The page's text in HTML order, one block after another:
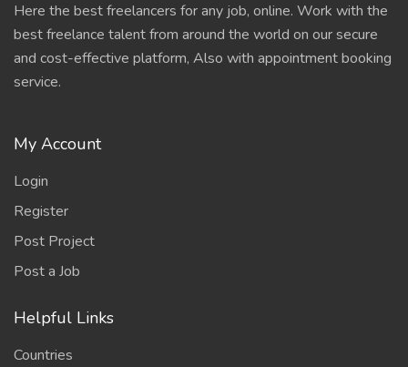
Here the best freelancers for any job, online. Work with the
best freelance talent from around the world on our secure
and cost-effective platform, Also with appointment booking
service.
My Account
Login
Register
Post Project
Post a Job
Helpful Links
Countries